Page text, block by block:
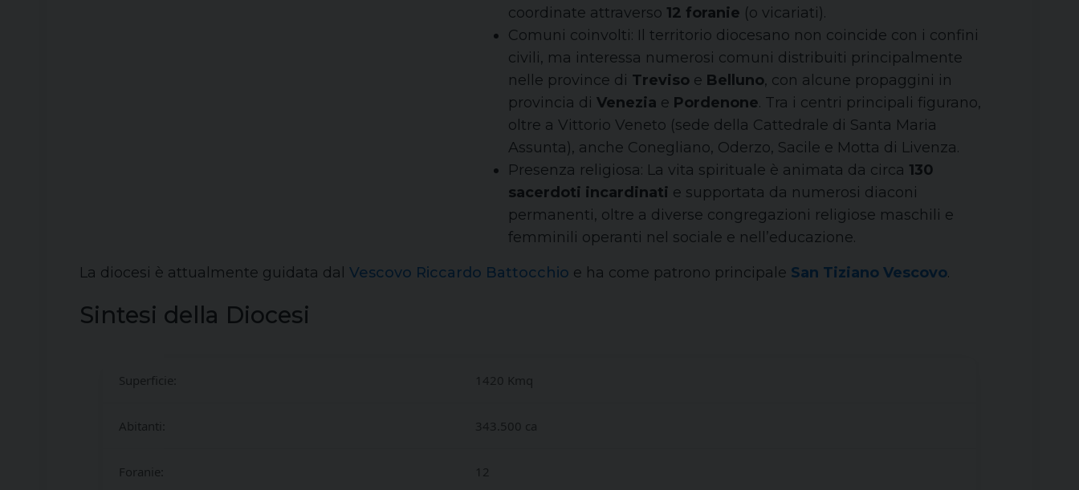
coordinate attraverso 12 foranie (o vicariati).
Comuni coinvolti: Il territorio diocesano non coincide con i confini
civili, ma interessa numerosi comuni distribuiti principalmente
nelle province di Treviso e Belluno, con alcune propaggini in
provincia di Venezia e Pordenone. Tra i centri principali figurano,
oltre a Vittorio Veneto (sede della Cattedrale di Santa Maria
Assunta), anche Conegliano, Oderzo, Sacile e Motta di Livenza.
Presenza religiosa: La vita spirituale è animata da circa 130
sacerdoti incardinati e supportata da numerosi diaconi
permanenti, oltre a diverse congregazioni religiose maschili e
femminili operanti nel sociale e nell’educazione.
La diocesi è attualmente guidata dal Vescovo Riccardo Battocchio e ha come patrono principale San Tiziano Vescovo.
Sintesi della Diocesi
Superficie: 1420 Kmq
Abitanti: 343.500 ca
Foranie: 12